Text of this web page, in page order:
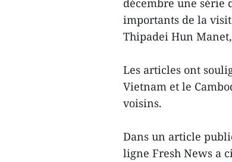
décembre une série
importants de la
Thipadei Hun
Les articles ont
Vietnam et le
voisins.
Dans un article
ligne Fresh News a